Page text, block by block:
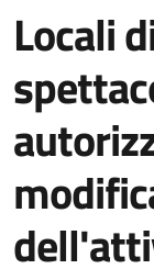
Locali